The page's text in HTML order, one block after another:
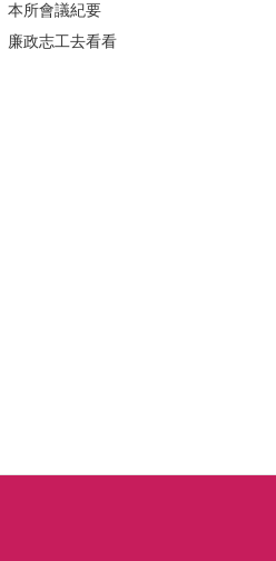
本所會議紀要
廉政志工去看看